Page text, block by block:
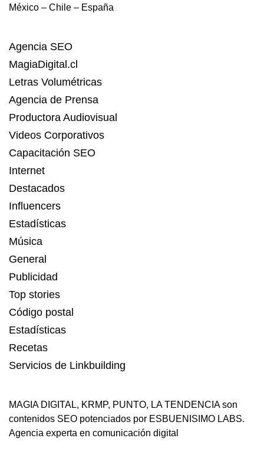
México – Chile – España
Agencia SEO
MagiaDigital.cl
Letras Volumétricas
Agencia de Prensa
Productora Audiovisual
Videos Corporativos
Capacitación SEO
Internet
Destacados
Influencers
Estadísticas
Música
General
Publicidad
Top stories
Código postal
Estadísticas
Recetas
Servicios de Linkbuilding
MAGIA DIGITAL, KRMP, PUNTO, LA TENDENCIAson
contenidos SEO potenciados por ESBUENISIMO LABS.
Agencia experta en comunicación digital